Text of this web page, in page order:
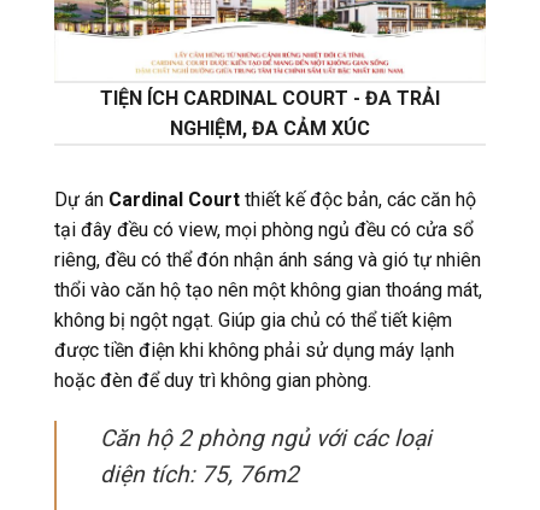
TIỆN ÍCH CARDINAL COURT - ĐA TRẢI
NGHIỆM, ĐA CẢM XÚC
Dự án Cardinal Court thiết kế độc bản, các căn hộ
tại đây đều có view, mọi phòng ngủ đều có cửa sổ
riêng, đều có thể đón nhận ánh sáng và gió tự nhiên
thổi vào căn hộ tạo nên một không gian thoáng mát,
không bị ngột ngạt. Giúp gia chủ có thể tiết kiệm
được tiền điện khi không phải sử dụng máy lạnh
hoặc đèn để duy trì không gian phòng.
Căn hộ 2 phòng ngủ với các loại
diện tích: 75, 76m2